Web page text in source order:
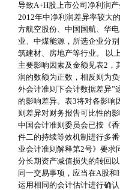
导致A+H股上市公司净利润
2012年中净利润差异率较大
方航空股份、中国国航、华
业、中煤能源，所选企业分
筑建材、房地产等行业。 以
主要影响因素及金额见表2，
润的数额为正数，相反则为
外会计准则下会计数据差异”
的影响差异。表3将对各影响
则差异对财务报告可比性的
中国会计准则委员会已按《
件二的持续等效机制进行多
业会计准则解释第2号》要求
分长期资产减值损失的转回
同一交易事项，应当在A股和
运用相同的会计估计进行确